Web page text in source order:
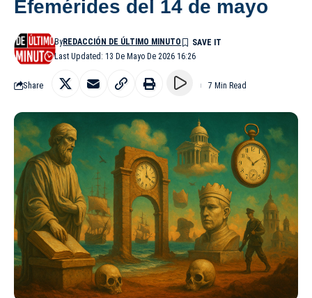
Efemérides del 14 de mayo
Last Updated: 13 De Mayo De 2026 16:26
ByREDACCIÓN DE ÚLTIMO MINUTO
Share 7 Min Read